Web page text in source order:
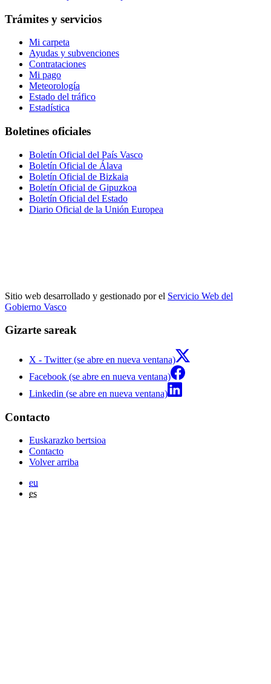
Trámites y servicios
Mi carpeta
Ayudas y subvenciones
Contrataciones
Mi pago
Meteorología
Estado del tráfico
Estadística
Boletines oficiales
Boletín Oficial del País Vasco
Boletín Oficial de Álava
Boletín Oficial de Bizkaia
Boletín Oficial de Gipuzkoa
Boletín Oficial del Estado
Diario Oficial de la Unión Europea
Sitio web desarrollado y gestionado por el Servicio Web del
Gobierno Vasco
Gizarte sareak
X - Twitter (se abre en nueva ventana)
Facebook (se abre en nueva ventana)
Linkedin (se abre en nueva ventana)
Contacto
Euskarazko bertsioa
Contacto
Volver arriba
eu
es